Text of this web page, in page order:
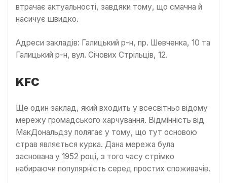
втрачає актуальності, завдяки тому, що смачна й
насичує швидко.
Адреси закладів: Галицький р-н, пр. Шевченка, 10 та
Галицький р-н, вул. Січових Стрільців, 12.
KFC
Ще один заклад, який входить у всесвітньо відому
мережу громадського харчування. Відмінність від
МакДональдзу полягає у тому, що тут основою
страв являється курка. Дана мережа була
заснована у 1952 році, з того часу стрімко
набираючи популярність серед простих споживачів.